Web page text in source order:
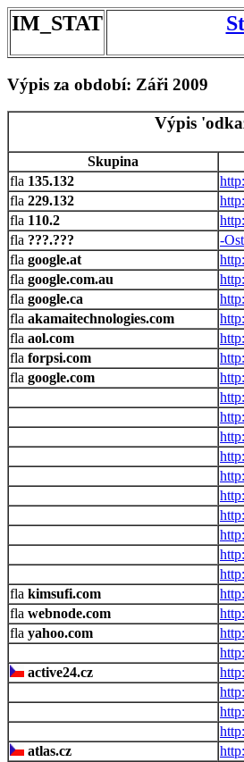
IM_STAT
Výpis za období: Záři 2009
Výpis
Skupina
135.132
229.132
110.2
???.???
-
google.at
google.com.au
google.ca
akamaitechnologies.com
aol.com
forpsi.com
google.com
kimsufi.com
webnode.com
yahoo.com
active24.cz
atlas.cz